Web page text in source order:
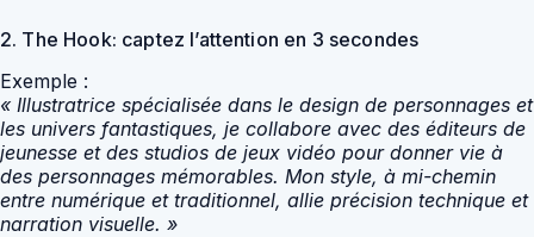
2. The Hook: captez l’attention en 3 secondes
Exemple :
« Illustratrice spécialisée dans le design de personnages et
les univers fantastiques, je collabore avec des éditeurs de
jeunesse et des studios de jeux vidéo pour donner vie à
des personnages mémorables. Mon style, à mi-chemin
entre numérique et traditionnel, allie précision technique et
narration visuelle. »